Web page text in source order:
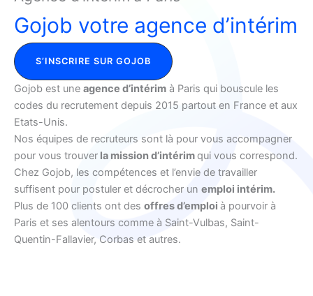
Gojob votre agence d’intérim
S’INSCRIRE SUR GOJOB
Gojob est une agence d’intérim à Paris qui bouscule les
codes du recrutement depuis 2015 partout en France et aux
Etats-Unis.
Nos équipes de recruteurs sont là pour vous accompagner
pour vous trouver la mission d’intérimqui vous correspond.
Chez Gojob, les compétences et l’envie de travailler
suffisent pour postuler et décrocher un emploi intérim.
Plus de 100 clients ont des offres d’emploi à pourvoir à
Paris et ses alentours comme à Saint-Vulbas, Saint-
Quentin-Fallavier, Corbas et autres.